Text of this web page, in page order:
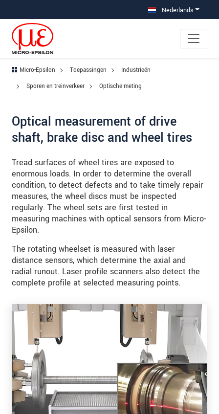
Nederlands
Micro-Epsilon Toepassingen
Industrieën
Sporen en treinverkeer
Optische meting
Optical measurement of drive
shaft, brake disc and wheel tires
Tread surfaces of wheel tires are exposed to
enormous loads. In order to determine the overall
condition, to detect defects and to take timely repair
measures, the wheel discs must be inspected
regularly. The wheel sets are first tested in
measuring machines with optical sensors from Micro-
Epsilon.
The rotating wheelset is measured with laser
distance sensors, which determine the axial and
radial runout. Laser profile scanners also detect the
complete profile at selected measuring points.